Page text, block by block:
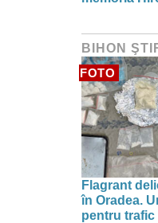
BIHON
FOTO
Flagrant
în Oradea.
pentru